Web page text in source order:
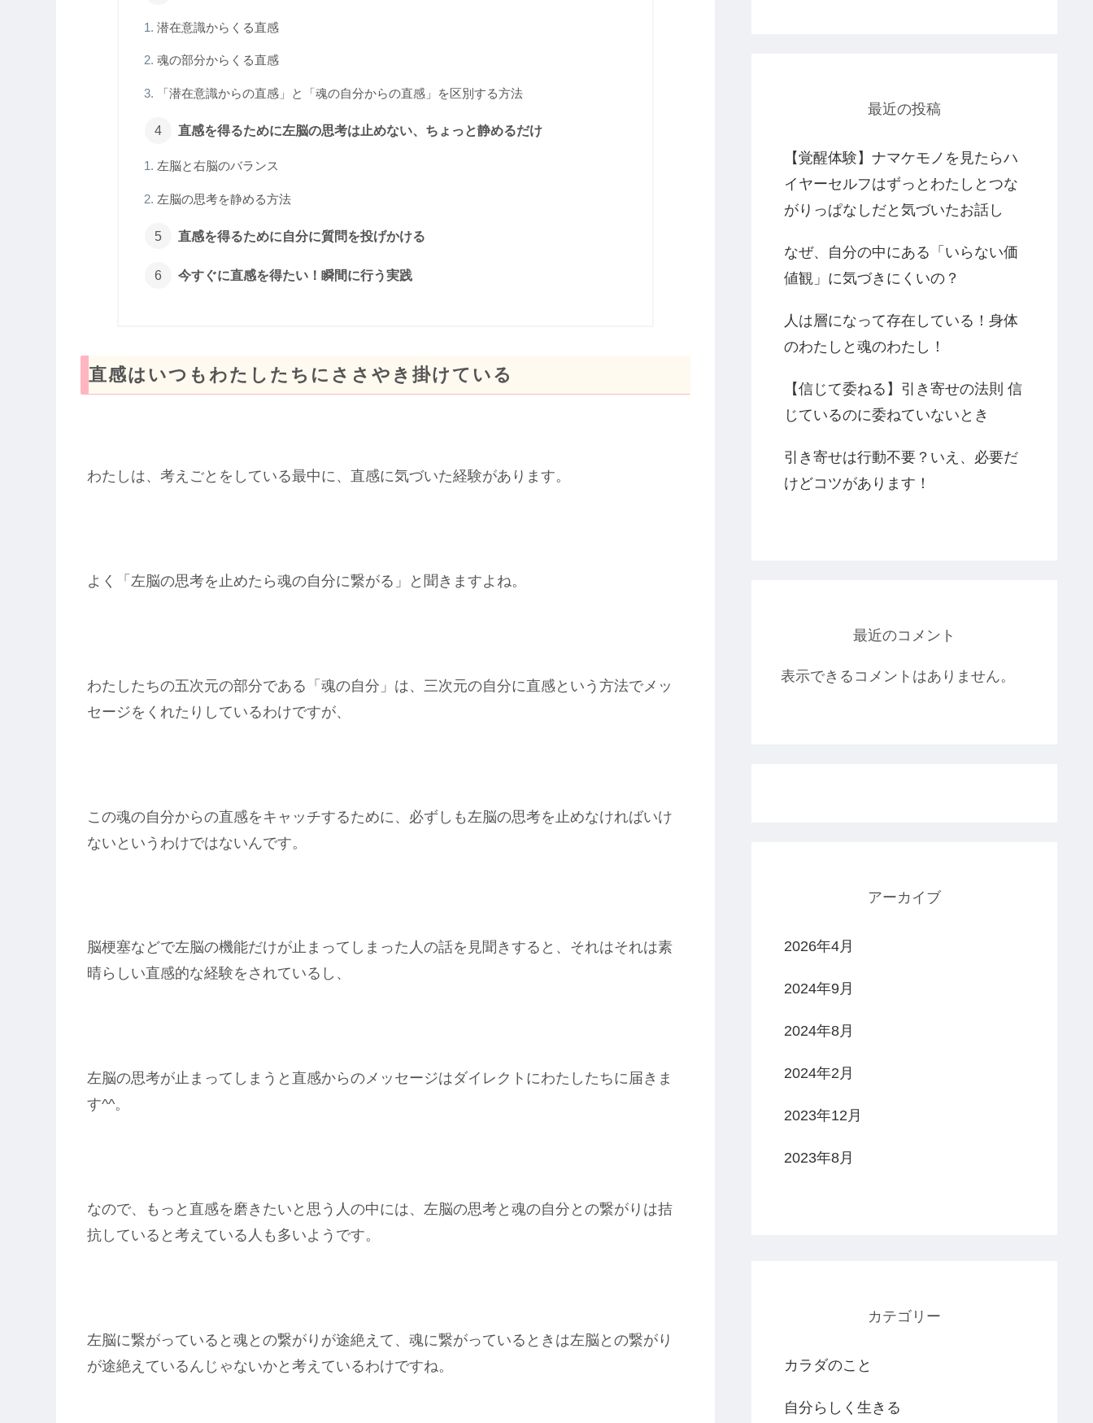
潜在意識からくる直感
魂の部分からくる直感
「潜在意識からの直感」と「魂の自分からの直感」を区別する方法
直感を得るために左脳の思考は止めない、ちょっと静めるだけ
左脳と右脳のバランス
左脳の思考を静める方法
直感を得るために自分に質問を投げかける
今すぐに直感を得たい！瞬間に行う実践
直感はいつもわたしたちにささやき掛けている
わたしは、考えごとをしている最中に、直感に気づいた経験があります。
よく「左脳の思考を止めたら魂の自分に繋がる」と聞きますよね。
わたしたちの五次元の部分である「魂の自分」は、三次元の自分に直感という方法でメッ
セージをくれたりしているわけですが、
この魂の自分からの直感をキャッチするために、必ずしも左脳の思考を止めなければいけ
ないというわけではないんです。
脳梗塞などで左脳の機能だけが止まってしまった人の話を見聞きすると、それはそれは素
晴らしい直感的な経験をされているし、
左脳の思考が止まってしまうと直感からのメッセージはダイレクトにわたしたちに届きま
す^^。
なので、もっと直感を磨きたいと思う人の中には、左脳の思考と魂の自分との繋がりは拮
抗していると考えている人も多いようです。
左脳に繋がっていると魂との繋がりが途絶えて、魂に繋がっているときは左脳との繋がり
が途絶えているんじゃないかと考えているわけですね。
最近の投稿
【覚醒体験】ナマケモノを見たらハ
イヤーセルフはずっとわたしとつな
がりっぱなしだと気づいたお話し
なぜ、自分の中にある「いらない価
値観」に気づきにくいの？
人は層になって存在している！身体
のわたしと魂のわたし！
【信じて委ねる】引き寄せの法則 信
じているのに委ねていないとき
引き寄せは行動不要？いえ、必要だ
けどコツがあります！
最近のコメント
表示できるコメントはありません。
アーカイブ
2026年4月
2024年9月
2024年8月
2024年2月
2023年12月
2023年8月
カテゴリー
カラダのこと
自分らしく生きる